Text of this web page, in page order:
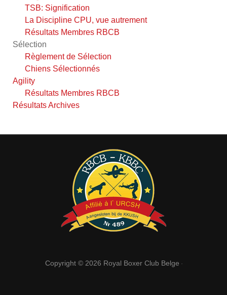
TSB: Signification
La Discipline CPU, vue autrement
Résultats Membres RBCB
Sélection
Règlement de Sélection
Chiens Sélectionnés
Agility
Résultats Membres RBCB
Résultats Archives
Copyright © 2026 Royal Boxer Club Belge